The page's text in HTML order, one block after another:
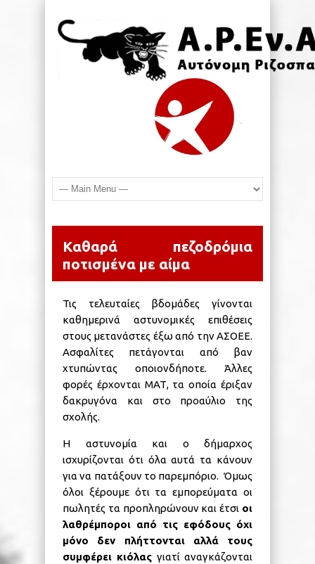
Καθαρά πεζοδρόμια
ποτισμένα με αίμα
Τις τελευταίες βδομάδες γίνονται
καθημερινά αστυνομικές επιθέσεις
στους μετανάστες έξω από την ΑΣΟΕΕ.
Ασφαλίτες πετάγονται από βαν
χτυπώντας οποιονδήποτε. Άλλες
φορές έρχονται ΜΑΤ, τα οποία έριξαν
δακρυγόνα και στο προαύλιο της
σχολής.
Η αστυνομία και ο δήμαρχος
ισχυρίζονται ότι όλα αυτά τα κάνουν
για να πατάξουν το παρεμπόριο. Όμως
όλοι ξέρουμε ότι τα εμπορεύματα οι
πωλητές τα προπληρώνουν και έτσι οι
λαθρέμποροι από τις εφόδους όχι
μόνο δεν πλήττονται αλλά τους
συμφέρει κιόλας γιατί αναγκάζονται